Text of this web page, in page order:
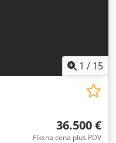
1 / 15
36.500 €
Fiksna cena plus PDV